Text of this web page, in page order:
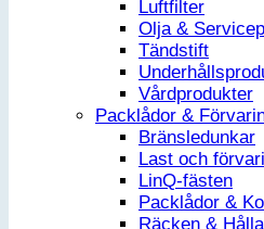
Luftfilter
Olja &
Tändstift
Vårdprodukter
Packlådor &
Bränsledunkar
Last och
LinQ-fästen
Packlådor &
Räcken &